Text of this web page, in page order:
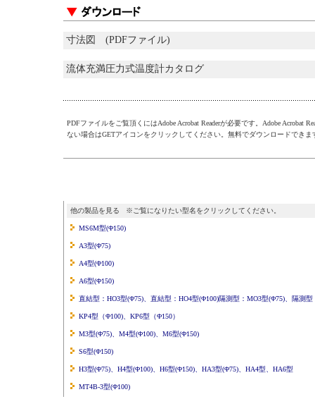
寸法図 (PDFファイル)
流体充満圧力式温度計カタログ
PDFファイルをご覧頂くにはAdobe Acrobat Readerが必要です。Adobe Acrobat
ない場合はGETアイコンをクリックしてください。無料でダウンロードできま
他の製品を見る ※ご覧になりたい型名をクリックしてください。
MS6M型(Φ150)
A3型(Φ75)
A4型(Φ100)
A6型(Φ150)
直結型：HO3型(Φ75)、直結型：HO4型(Φ100)隔測型：MO3型(Φ75)、隔測型
KP4型（Φ100)、KP6型（Φ150）
M3型(Φ75)、M4型(Φ100)、M6型(Φ150)
S6型(Φ150)
H3型(Φ75)、H4型(Φ100)、H6型(Φ150)、HA3型(Φ75)、HA4型、HA6型
MT4B-3型(Φ100)